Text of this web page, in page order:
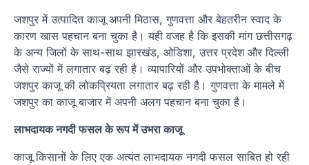
जशपुर में उत्पादित काजू अपनी मिठास, गुणवत्ता और बेहतरीन स्वाद के
कारण खास पहचान बना चुका है। यही वजह है कि इसकी मांग छत्तीसगढ़
के अन्य जिलों के साथ-साथ झारखंड, ओडिशा, उत्तर प्रदेश और दिल्ली
जैसे राज्यों में लगातार बढ़ रही है। व्यापारियों और उपभोक्ताओं के बीच
जशपुर काजू की लोकप्रियता लगातार बढ़ रही है। गुणवत्ता के मामले में
जशपुर का काजू बाजार में अपनी अलग पहचान बना चुका है।
लाभदायक नगदी फसल के रूप में उभरा काजू
काजू किसानों के लिए एक अत्यंत लाभदायक नगदी फसल साबित हो रही